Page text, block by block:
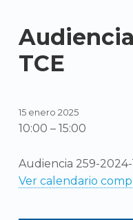
TCE
15 enero 2025
10:00 – 15:00
Audiencia 259-2024-
Ver calendario